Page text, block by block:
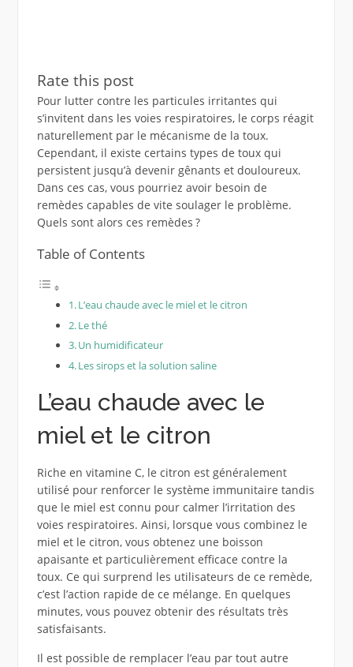
Rate this post
Pour lutter contre les particules irritantes qui
s’invitent dans les voies respiratoires, le corps réagit
naturellement par le mécanisme de la toux.
Cependant, il existe certains types de toux qui
persistent jusqu’à devenir gênants et douloureux.
Dans ces cas, vous pourriez avoir besoin de
remèdes capables de vite soulager le problème.
Quels sont alors ces remèdes ?
Table of Contents
L’eau chaude avec le miel et le citron
Le thé
Un humidificateur
Les sirops et la solution saline
L’eau chaude avec le
miel et le citron
Riche en vitamine C, le citron est généralement
utilisé pour renforcer le système immunitaire tandis
que le miel est connu pour calmer l’irritation des
voies respiratoires. Ainsi, lorsque vous combinez le
miel et le citron, vous obtenez une boisson
apaisante et particulièrement efficace contre la
toux. Ce qui surprend les utilisateurs de ce remède,
c’est l’action rapide de ce mélange. En quelques
minutes, vous pouvez obtenir des résultats très
satisfaisants.
Il est possible de remplacer l’eau par tout autre